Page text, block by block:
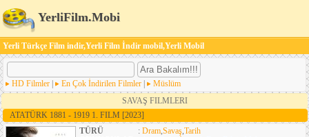
YerliFilm.Mobi
Yerli Türkçe Film indir,Yerli Film İndir mobil,Yerli Mobil
HD Filmler En Çok İndirilen Filmler
Müslüm
SAVAŞ FILMLERI
ATATÜRK 1881 - 1919 1. FILM [2023]
TÜRÜ
: Dram,Savaş,Tarih